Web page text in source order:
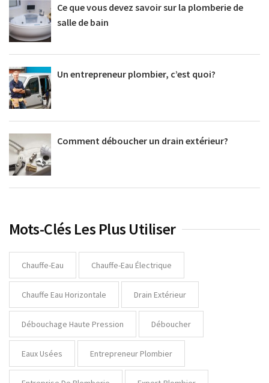
Ce que vous devez savoir sur la plomberie de
salle de bain
Un entrepreneur plombier, c’est quoi?
Comment déboucher un drain extérieur?
Mots-Clés Les Plus Utiliser
Chauffe-Eau Chauffe-Eau Électrique
Chauffe Eau Horizontale Drain Extérieur
Débouchage Haute Pression Déboucher
Eaux Usées Entrepreneur Plombier